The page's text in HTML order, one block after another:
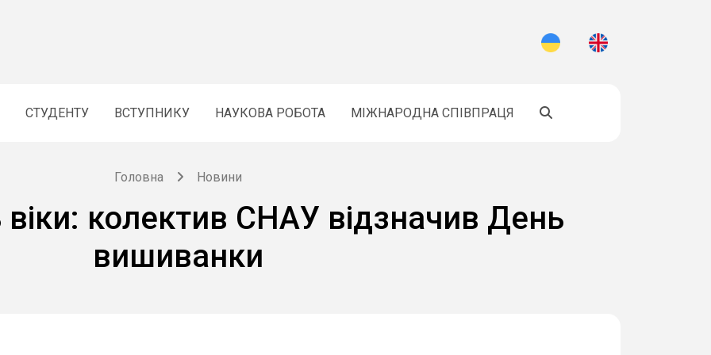
СТУДЕНТУ ВСТУПНИКУ НАУКОВА РОБОТА МІЖНАРОДНА СПІВПРАЦЯ
Головна Новини
віки: колектив СНАУ відзначив День
вишиванки